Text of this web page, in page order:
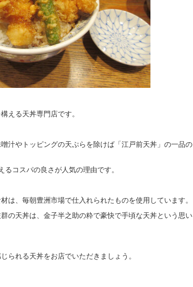
える天丼専門店です。
汁やトッピングの天ぷらを除けば「江戸前天丼」の一品の
コスパの良さが人気の理由です。
は、毎朝豊洲市場で仕入れられたものを使用しています。
の天丼は、金子半之助の粋で豪快で手頃な天丼という思い
られる天丼をお店でいただきましょう。